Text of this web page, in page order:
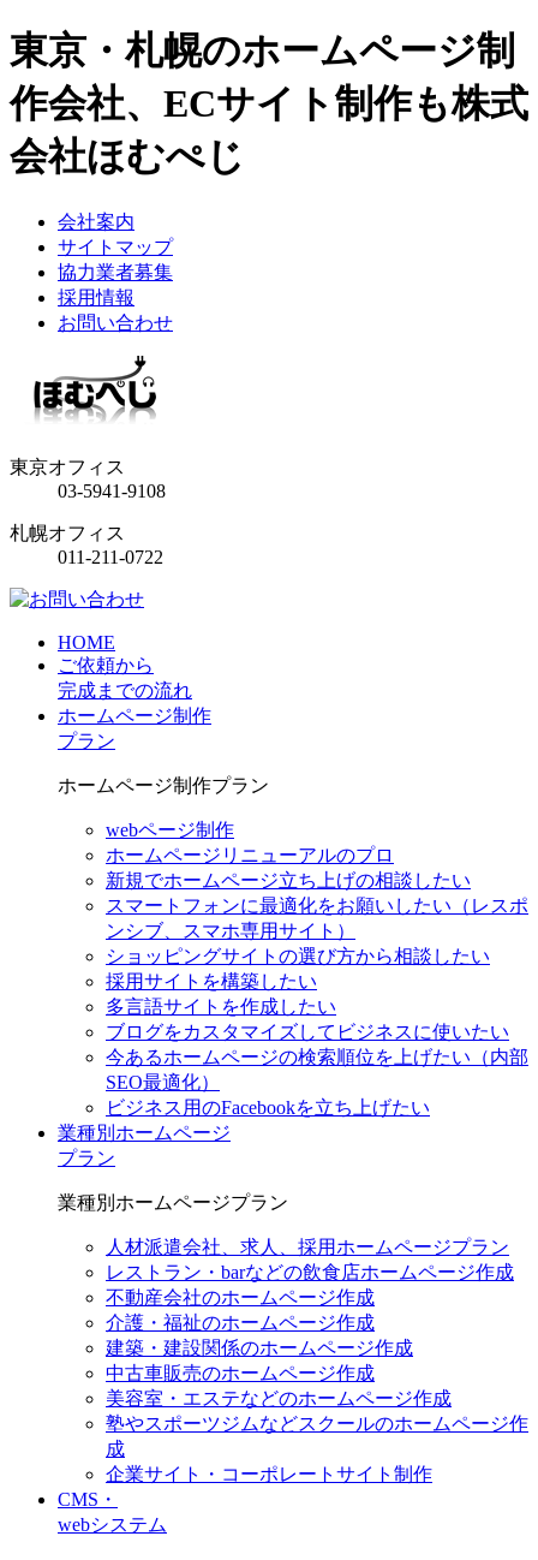
東京・札幌のホームページ制
作会社、ECサイト制作も株式
会社ほむぺじ
会社案内
サイトマップ
協力業者募集
採用情報
お問い合わせ
東京オフィス
03-5941-9108
札幌オフィス
011-211-0722
HOME
ご依頼から
完成までの流れ
ホームページ制作
プラン
ホームページ制作プラン
webページ制作
ホームページリニューアルのプロ
新規でホームページ立ち上げの相談したい
スマートフォンに最適化をお願いしたい（レスポ
ンシブ、スマホ専用サイト）
ショッピングサイトの選び方から相談したい
採用サイトを構築したい
多言語サイトを作成したい
ブログをカスタマイズしてビジネスに使いたい
今あるホームページの検索順位を上げたい（内部
SEO最適化）
ビジネス用のFacebookを立ち上げたい
業種別ホームページ
プラン
業種別ホームページプラン
人材派遣会社、求人、採用ホームページプラン
レストラン・barなどの飲食店ホームページ作成
不動産会社のホームページ作成
介護・福祉のホームページ作成
建築・建設関係のホームページ作成
中古車販売のホームページ作成
美容室・エステなどのホームページ作成
塾やスポーツジムなどスクールのホームページ作
成
企業サイト・コーポレートサイト制作
CMS・
webシステム